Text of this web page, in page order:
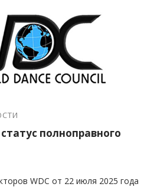
полноправного
WDC от 22 июля 2025 года